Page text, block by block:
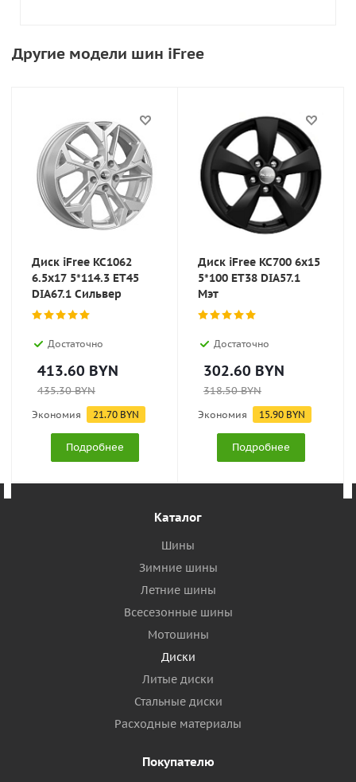
Другие модели шин iFree
Диск iFree KC1062
6.5x17 5*114.3 ET45
DIA67.1 Сильвер
Достаточно
413.60 BYN
435.30BYN
Экономия 21.70 BYN
Подробнее
Диск iFree KC700 6x15
5*100 ET38 DIA57.1
Мэт
Достаточно
302.60 BYN
318.50BYN
Экономия 15.90 BYN
Подробнее
Каталог
Шины
Зимние шины
Летние шины
Всесезонные шины
Мотошины
Диски
Литые диски
Стальные диски
Расходные материалы
Покупателю